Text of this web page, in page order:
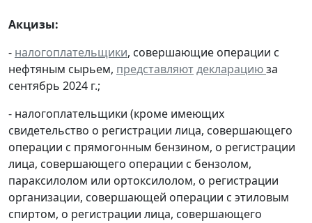
Акцизы:
- налогоплательщики, совершающие операции с
нефтяным сырьем, представляютдекларациюза
сентябрь 2024 г.;
- налогоплательщики (кроме имеющих
свидетельство о регистрации лица, совершающего
операции с прямогонным бензином, о регистрации
лица, совершающего операции с бензолом,
параксилолом или ортоксилолом, о регистрации
организации, совершающей операции с этиловым
спиртом, о регистрации лица, совершающего